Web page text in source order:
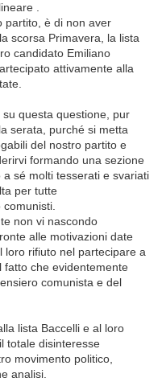
.
partito, è di non aver
scorsa Primavera, la lista
candidato Emiliano
attivamente alla
questa questione, pur
serata, purché si metta
del nostro partito e
formando una sezione
sé molti tesserati e svariati
per tutte
non vi nascondo
alle motivazioni date
loro rifiuto nel partecipare a
che evidentemente
comunista e del
lista Baccelli e al loro
totale disinteresse
movimento politico,
analisi.